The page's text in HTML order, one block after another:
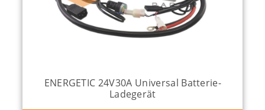
ENERGETIC 24V30A Universal Batterie-
Ladegerät